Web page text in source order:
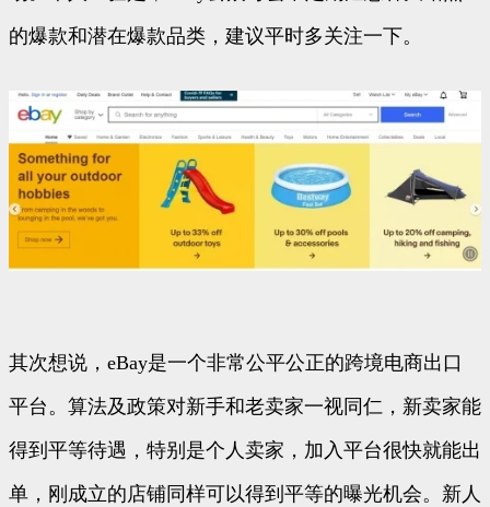
的爆款和潜在爆款品类，建议平时多关注一下。
其次想说，eBay是一个非常公平公正的跨境电商出口
平台。算法及政策对新手和老卖家一视同仁，新卖家能
得到平等待遇，特别是个人卖家，加入平台很快就能出
单，刚成立的店铺同样可以得到平等的曝光机会。新人